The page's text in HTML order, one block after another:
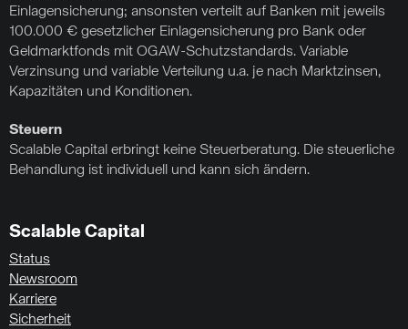
Einlagensicherung; ansonsten verteilt auf Banken mit jeweils
100.000 € gesetzlicher Einlagensicherung pro Bank oder
Geldmarktfonds mit OGAW-Schutzstandards. Variable
Verzinsung und variable Verteilung u.a. je nach Marktzinsen,
Kapazitäten und Konditionen.
Steuern
Scalable Capital erbringt keine Steuerberatung. Die steuerliche
Behandlung ist individuell und kann sich ändern.
Scalable Capital
Status
Newsroom
Karriere
Sicherheit